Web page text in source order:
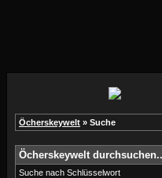
Öcherskeywelt » Suche
Öcherskeywelt
Suche nach Schlüsselwort